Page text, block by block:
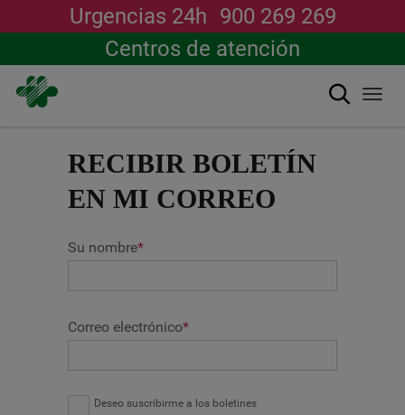
Urgencias 24h 900 269 269
Centros de atención
Buscar
RECIBIR BOLETÍN
EN MI CORREO
Su nombre*
Correo electrónico*
Deseo suscribirme a los boletines